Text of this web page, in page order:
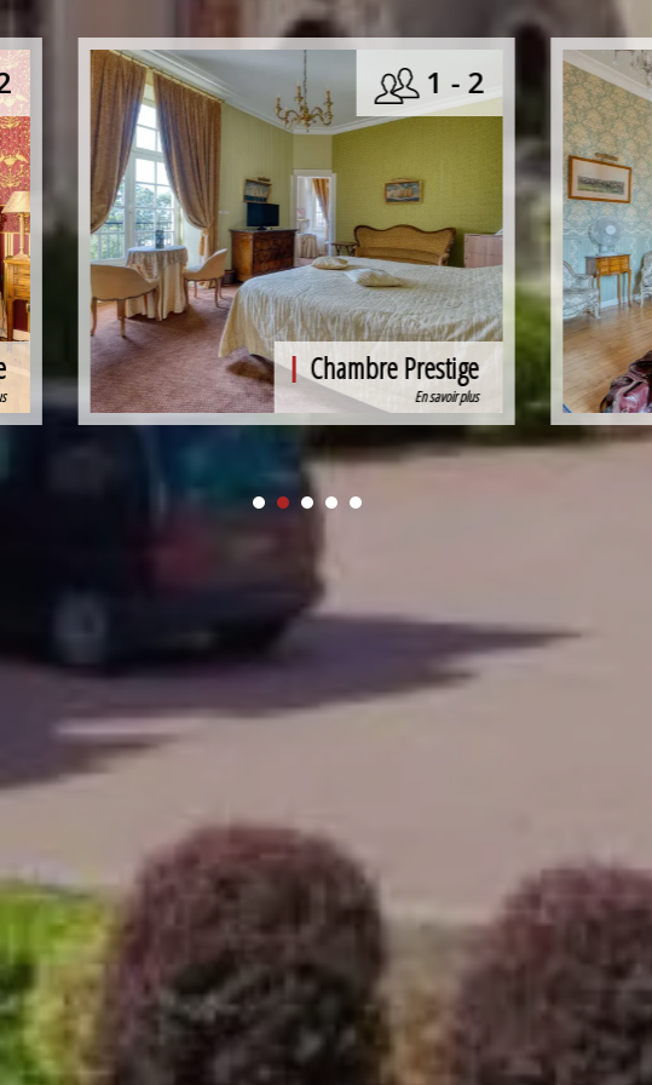
Chambre Royale
En savoir plus
1 - 2